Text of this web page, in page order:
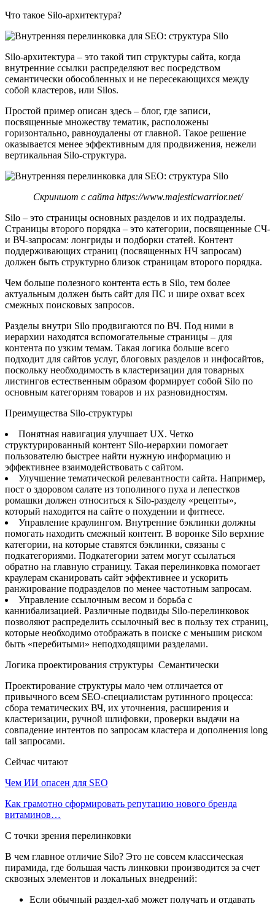
Что такое Silo-архитектура?
Silo-архитектура – это такой тип структуры сайта, когда
внутренние ссылки распределяют вес посредством
семантически обособленных и не пересекающихся между
собой кластеров, или Silos.
Простой пример описан здесь – блог, где записи,
посвященные множеству тематик, расположены
горизонтально, равноудалены от главной. Такое решение
оказывается менее эффективным для продвижения, нежели
вертикальная Silo-структура.
Скриншот с сайта https://www.majesticwarrior.net/
Silo – это страницы основных разделов и их подразделы.
Страницы второго порядка – это категории, посвященные СЧ-
и ВЧ-запросам: лонгриды и подборки статей. Контент
поддерживающих страниц (посвященных НЧ запросам)
должен быть структурно близок страницам второго порядка.
Чем больше полезного контента есть в Silo, тем более
актуальным должен быть сайт для ПС и шире охват всех
смежных поисковых запросов.
Разделы внутри Silo продвигаются по ВЧ. Под ними в
иерархии находятся вспомогательные страницы – для
контента по узким темам. Такая логика больше всего
подходит для сайтов услуг, блоговых разделов и инфосайтов,
поскольку необходимость в кластеризации для товарных
листингов естественным образом формирует собой Silo по
основным категориям товаров и их разновидностям.
Преимущества Silo-структуры
Понятная навигация улучшает UX. Четко
структурированный контент Silo-иерархии помогает
пользователю быстрее найти нужную информацию и
эффективнее взаимодействовать с сайтом.
Улучшение тематической релевантности сайта. Например,
пост о здоровом салате из тополиного пуха и лепестков
ромашки должен относиться к Silo-разделу «рецепты»,
который находится на сайте о похудении и фитнесе.
Управление краулингом. Внутренние бэклинки должны
помогать находить смежный контент. В воронке Silo верхние
категории, на которые ставятся бэклинки, связаны с
подкатегориями. Подкатегории затем могут ссылаться
обратно на главную страницу. Такая перелинковка помогает
краулерам сканировать сайт эффективнее и ускорить
ранжирование подразделов по менее частотным запросам.
Управление ссылочным весом и борьба с
каннибализацией. Различные подвиды Silo-перелинковок
позволяют распределить ссылочный вес в пользу тех страниц,
которые необходимо отображать в поиске с меньшим риском
быть «перебитыми» неподходящими разделами.
Логика проектирования структуры Семантически
Проектирование структуры мало чем отличается от
привычного всем SEO-специалистам рутинного процесса:
сбора тематических ВЧ, их уточнения, расширения и
кластеризации, ручной шлифовки, проверки выдачи на
совпадение интентов по запросам кластера и дополнения long
tail запросами.
Сейчас читают
Чем ИИ опасен для SEO
Как грамотно сформировать репутацию нового бренда
витаминов…
С точки зрения перелинковки
В чем главное отличие Silo? Это не совсем классическая
пирамида, где большая часть линковки производится за счет
сквозных элементов и локальных внедрений:
Если обычный раздел-хаб может получать и отдавать